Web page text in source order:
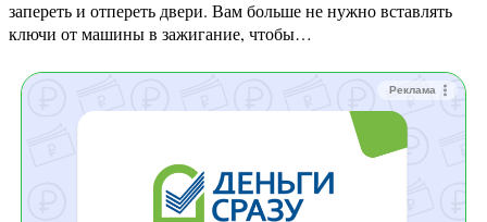
запереть и отпереть двери. Вам больше не нужно вставлять
ключи от машины в зажигание, чтобы…
Реклама